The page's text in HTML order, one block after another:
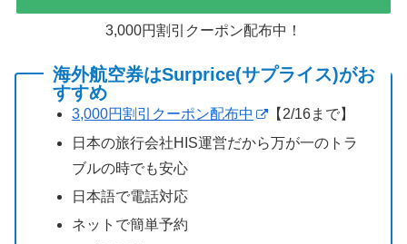
3,000円割引クーポン配布中！
海外航空券はSurprice(サプライス)がお
すすめ
3,000円割引クーポン配布中
【2/16まで】
日本の旅行会社HIS運営だから万が一のトラ
ブルの時でも安心
日本語で電話対応
ネットで簡単予約